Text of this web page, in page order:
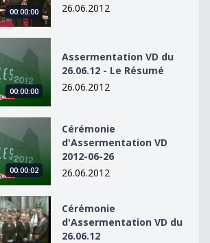
00:00:00
26.06.2012
VD du 26.06.12 - Le Résumé
00:00:00
Assermentation VD du
26.06.12 - Le Résumé
26.06.2012
VD 2012-06-26
00:00:02
Cérémonie
d'Assermentation VD
2012-06-26
26.06.2012
VD du 26.06.12
Cérémonie
d'Assermentation VD du
26.06.12